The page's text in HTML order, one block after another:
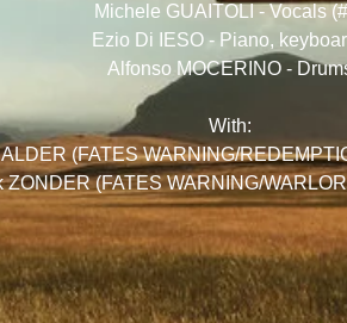
Michele GUAITOLI - Vocals
Ezio Di IESO - Piano,
Alfonso MOCERINO -
With:
(FATES WARNING/
ZONDER (FATES WARNING/